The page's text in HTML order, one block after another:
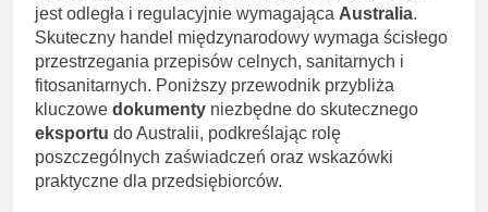
jest odległa i regulacyjnie wymagająca Australia.
Skuteczny handel międzynarodowy wymaga ścisłego
przestrzegania przepisów celnych, sanitarnych i
fitosanitarnych. Poniższy przewodnik przybliża
kluczowe dokumenty niezbędne do skutecznego
eksportu do Australii, podkreślając rolę
poszczególnych zaświadczeń oraz wskazówki
praktyczne dla przedsiębiorców.